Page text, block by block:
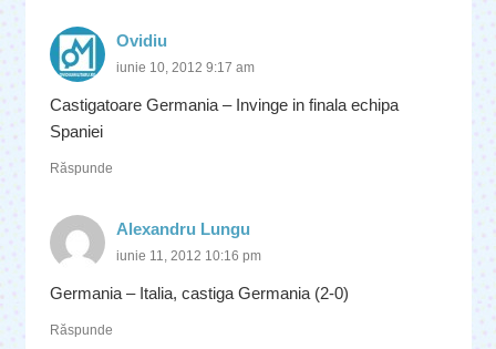
Ovidiu
iunie 10, 2012 9:17 am
Castigatoare Germania – Invinge in finala echipa
Spaniei
Răspunde
Alexandru Lungu
iunie 11, 2012 10:16 pm
Germania – Italia, castiga Germania (2-0)
Răspunde